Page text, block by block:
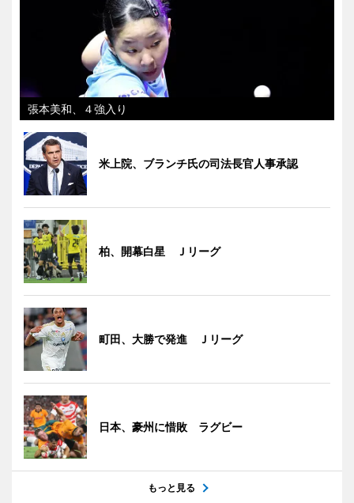
張本美和、４強入り
米上院、ブランチ氏の司法長官人事承認
柏、開幕白星 Ｊリーグ
町田、大勝で発進 Ｊリーグ
日本、豪州に惜敗 ラグビー
もっと見る